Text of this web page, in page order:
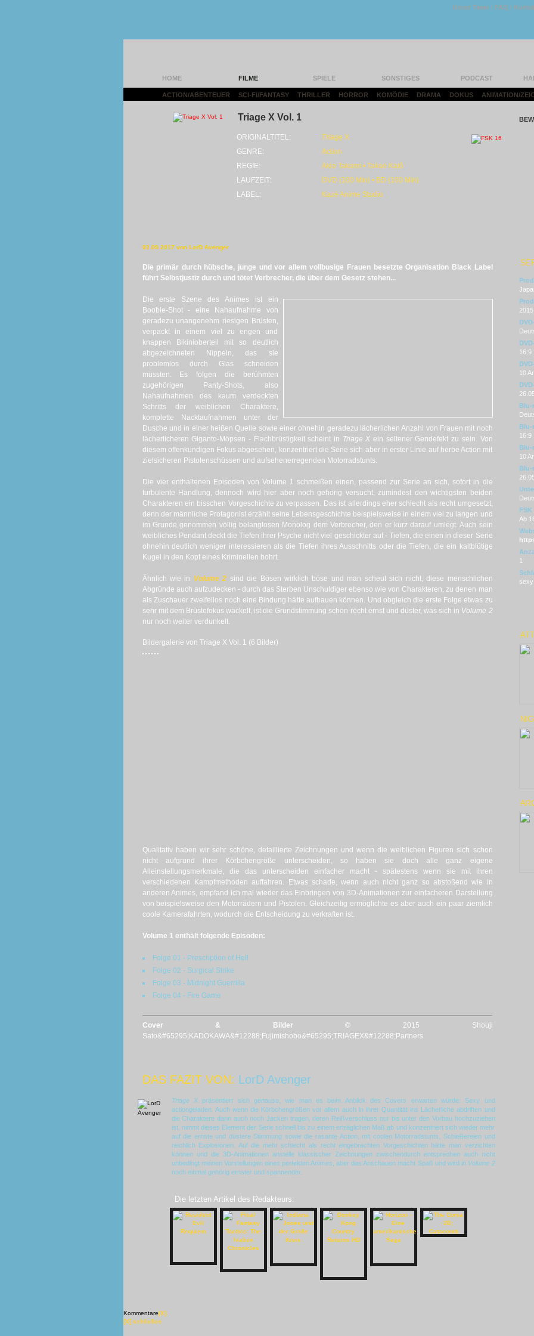
Unser Team | FAQ |
HOME FILME SPIELE SONSTIGES PODCAST
ACTION/ABENTEUER SCI-FI/FANTASY THRILLER HORROR KOMÖDIE DRAMA DOKUS ANIMATION/
Triage X Vol. 1
ORIGINALTITEL:
Triage X
GENRE:
Action
REGIE:
Akio Takami • Takao Katô
LAUFZEIT:
DVD (100 Min) • BD (100 Min)
LABEL:
Kazé Anime Studio
02.09.2017 von LorD Avenger
Die primär durch hübsche, junge und vor allem vollbusige Frauen besetzte Organisation Black Label
führt Selbstjustiz durch und tötet Verbrecher, die über dem Gesetz stehen...
Die erste Szene des Animes ist ein
Boobie-Shot - eine Nahaufnahme von
geradezu unangenehm riesigen Brüsten,
verpackt in einem viel zu engen und
knappen Bikinioberteil mit so deutlich
abgezeichneten Nippeln, das sie
problemlos durch Glas schneiden
müssten. Es folgen die berühmten
zugehörigen Panty-Shots, also
Nahaufnahmen des kaum verdeckten
Schritts der weiblichen Charaktere,
komplette Nacktaufnahmen unter der
Dusche und in einer heißen Quelle sowie einer ohnehin geradezu lächerlichen Anzahl von Frauen mit noch
lächerlicheren Giganto-Möpsen - Flachbrüstigkeit scheint in Triage X ein seltener Gendefekt zu sein. Von
diesem offenkundigen Fokus abgesehen, konzentriert die Serie sich aber in erster Linie auf herbe Action mit
zielsicheren Pistolenschüssen und aufsehenerregenden Motorradstunts.
Die vier enthaltenen Episoden von Volume 1 schmeißen einen, passend zur Serie an sich, sofort in die
turbulente Handlung, dennoch wird hier aber noch gehörig versucht, zumindest den wichtigsten beiden
Charakteren ein bisschen Vorgeschichte zu verpassen. Das ist allerdings eher schlecht als recht umgesetzt,
denn der männliche Protagonist erzählt seine Lebensgeschichte beispielsweise in einem viel zu langen und
im Grunde genommen völlig belanglosen Monolog dem Verbrecher, den er kurz darauf umlegt. Auch sein
weibliches Pendant deckt die Tiefen ihrer Psyche nicht viel geschickter auf - Tiefen, die einen in dieser Serie
ohnehin deutlich weniger interessieren als die Tiefen ihres Ausschnitts oder die Tiefen, die ein kaltblütige
Kugel in den Kopf eines Kriminellen bohrt.
Ähnlich wie in Volume 2 sind die Bösen wirklich böse und man scheut sich nicht, diese menschlichen
Abgründe auch aufzudecken - durch das Sterben Unschuldiger ebenso wie von Charakteren, zu denen man
als Zuschauer zweifellos noch eine Bindung hätte aufbauen können. Und obgleich die erste Folge etwas zu
sehr mit dem Brüstefokus wackelt, ist die Grundstimmung schon recht ernst und düster, was sich in Volume 2
nur noch weiter verdunkelt.
Bildergalerie von Triage X Vol. 1 (6 Bilder)
Qualitativ haben wir sehr schöne, detaillierte Zeichnungen und wenn die weiblichen Figuren sich schon
nicht aufgrund ihrer Körbchengröße unterscheiden, so haben sie doch alle ganz eigene
Alleinstellungsmerkmale, die das unterscheiden einfacher macht - spätestens wenn sie mit ihren
verschiedenen Kampfmethoden auffahren. Etwas schade, wenn auch nicht ganz so abstoßend wie in
anderen Animes, empfand ich mal wieder das Einbringen von 3D-Animationen zur einfacheren Darstellung
von beispielsweise den Motorrädern und Pistolen. Gleichzeitig ermöglichte es aber auch ein paar ziemlich
coole Kamerafahrten, wodurch die Entscheidung zu verkraften ist.
Volume 1 enthält folgende Episoden:
Folge 01 - Prescription of Hell
Folge 02 - Surgical Strike
Folge 03 - Midnight Guerrilla
Folge 04 - Fire Game
Cover & Bilder © 2015 Shouji
Sato&#65295;KADOKAWA&#12288;Fujimishobo&#65295;TRIAGEX&#12288;Partners
DAS FAZIT VON: LorD Avenger
Triage Xpräsentiert sich genauso, wie man es beim Anblick des Covers erwarten würde: Sexy und
actiongeladen. Auch wenn die Körbchengrößen vor allem auch in ihrer Quantität ins Lächerliche abdriften und
die Charaktere dann auch noch Jacken tragen, deren Reißverschluss nur bis unter den Vorbau hochzuziehen
ist, nimmt dieses Element der Serie schnell bis zu einem erträglichen Maß ab und konzentriert sich wieder mehr
auf die ernste und düstere Stimmung sowie die rasante Action, mit coolen Motorradstunts, Schießereien und
reichlich Explosionen. Auf die mehr schlecht als recht eingebrachten Vorgeschichten hätte man verzichten
können und die 3D-Animationen anstelle klassischer Zeichnungen zwischendurch entsprechen auch nicht
unbedingt meinen Vorstellungen eines perfekten Animes, aber das Anschauen macht Spaß und wird in Volume 2
noch einmal gehörig ernster und spannender.
Die letzten Artikel des Redakteurs:
2015
16:9
10
Blu-
Blu-
16:9
Blu-
10
Blu-
FSK
Ab
1
sexy
Kommentare[X]
[X] schließen